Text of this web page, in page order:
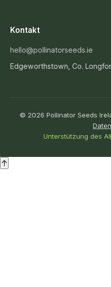
Kontakt
hello@pollinatorseeds.ie
Edgeworthstown, Co.
© 2026 Pollinator Seeds
Unterstützung des
↑